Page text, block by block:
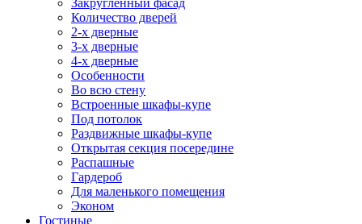
Закругленный фасад
Количество дверей
2-х дверные
3-х дверные
4-х дверные
Особенности
Во всю стену
Встроенные шкафы-купе
Под потолок
Раздвижные шкафы-купе
Открытая секция посередине
Распашные
Гардероб
Для маленького помещения
Эконом
Гостиные